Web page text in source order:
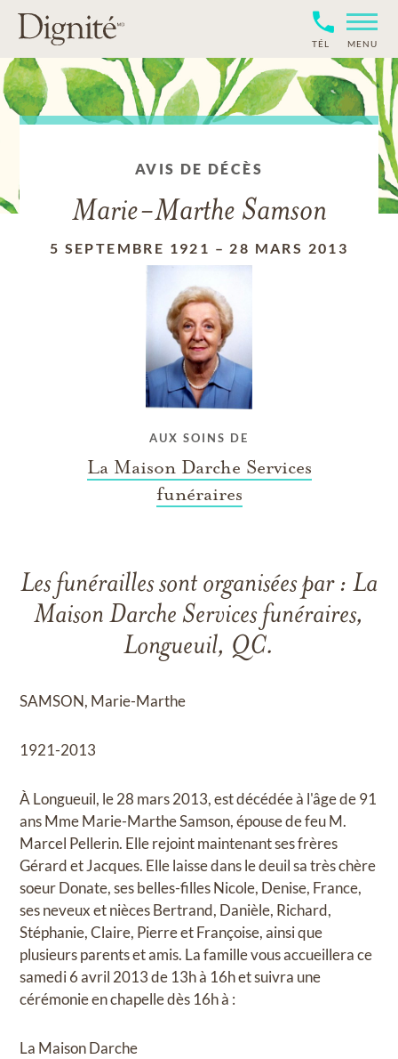
TÉL MENU
AVIS DE DÉCÈS
Marie-Marthe Samson
5 SEPTEMBRE 1921 – 28 MARS 2013
AUX SOINS DE
La Maison Darche Services
funéraires
Les funérailles sont organisées par : La
Maison Darche Services funéraires,
Longueuil, QC.
SAMSON, Marie-Marthe
1921-2013
À Longueuil, le 28 mars 2013, est décédée à l'âge de 91
ans Mme Marie-Marthe Samson, épouse de feu M.
Marcel Pellerin. Elle rejoint maintenant ses frères
Gérard et Jacques. Elle laisse dans le deuil sa très chère
soeur Donate, ses belles-filles Nicole, Denise, France,
ses neveux et nièces Bertrand, Danièle, Richard,
Stéphanie, Claire, Pierre et Françoise, ainsi que
plusieurs parents et amis. La famille vous accueillera ce
samedi 6 avril 2013 de 13h à 16h et suivra une
cérémonie en chapelle dès 16h à :
La Maison Darche